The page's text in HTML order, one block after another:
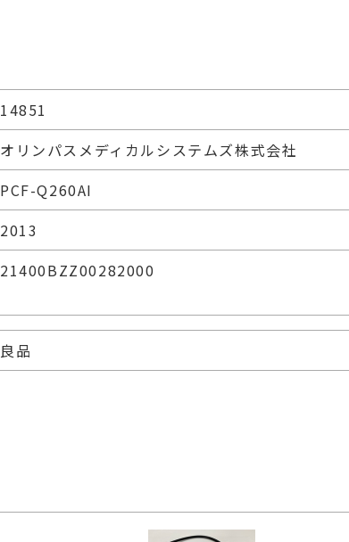
14851
オリンパスメディカルシステムズ株式会社
PCF-Q260AI
2013
21400BZZ00282000
良品